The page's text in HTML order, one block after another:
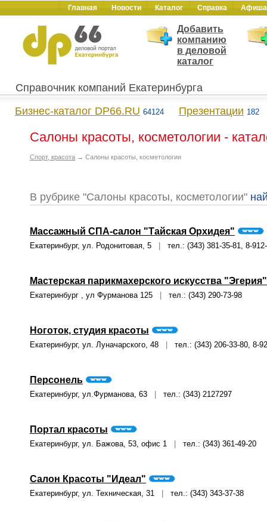
Главная Новости Каталог Справка Афиша
Добавить
компанию
в деловой
каталог
Справочник компаний Екатеринбурга
Бизнес-каталог DP66.RU 64124 Презентации 182
Салоны красоты, косметологии -
Спорт, красота → Салоны красоты, косметологии
В рубрике "Салоны красоты, косметологии"
Массажный СПА-салон "Тайская Орхидея"
Екатеринбург, ул. Родонитовая, 5 тел.: (343) 381-35-81, 8-
Мастерская парикмахерского искусства "Эгерия"
Екатеринбург , ул Фурманова 125 тел.: (343) 290-73-98
Ноготок, студия красоты
Екатеринбург, ул. Луначарского, 48 тел.: (343) 206-33-80, 8-
Персонель
Екатеринбург, ул.Фурманова, 63 тел.: (343) 2127297
Портал красоты
Екатеринбург, ул. Бажова, 53, офис 1 тел.: (343) 361-49-20
Салон Красоты "Идеал"
Екатеринбург, ул. Техническая, 31 тел.: (343) 343-37-38